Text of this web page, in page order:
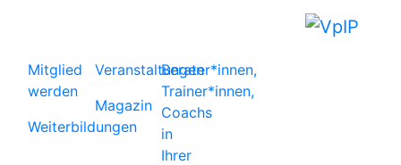
Mitglied
werden
Weiterbildungen
Veranstaltungen
Magazin
Berater*innen,
Trainer*innen,
Coachs
in
Ihrer